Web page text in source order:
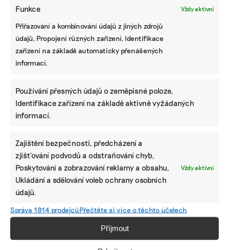
Funkce Vždy aktivní
Přiřazování a kombinování údajů z jiných zdrojů
údajů, Propojení různých zařízení, Identifikace
zařízení na základě automaticky přenášených
informací.
Používání přesných údajů o zeměpisné poloze,
Identifikace zařízení na základě aktivně vyžádaných
informací.
Zajištění bezpečnosti, předcházení a
zjišťování podvodů a odstraňování chyb,
Poskytování a zobrazování reklamy a obsahu,
Ukládání a sdělování voleb ochrany osobních
údajů.
Vždy aktivní
Správa 1814 prodejcůPřečtěte si více o těchto účelech
Příjmout
magisterský titul v oboru sociální a kulturní ekologie, předtím
také bakalářský titul v oboru žurnalistiky. Zajímá se o
komunitní zahrady i výrobu ekologických pracích prášků.
Reklama